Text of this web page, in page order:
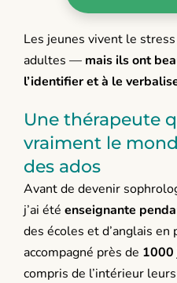
Les jeunes vivent le
adultes — mais ils ont
l’identifier et à le
Une thérapeute
vraiment le
des ados
Avant de devenir
j’ai été enseignante
des écoles et d’anglais en
accompagné près de 1000
compris de l’intérieur